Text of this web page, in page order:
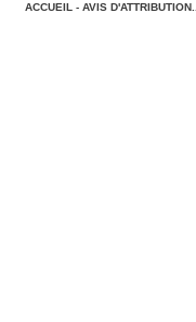
ACCUEIL - AVIS D'ATTRIBUTION...